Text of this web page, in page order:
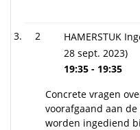
2
HAMERSTUK
28 sept. 2023)
19:35 - 19:35
Concrete vragen
voorafgaand aan
worden ingediend